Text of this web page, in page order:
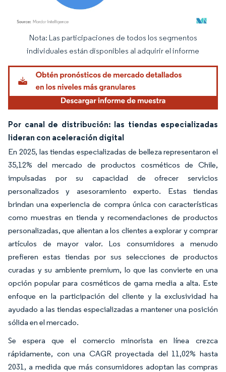
Imagen © Mordor Intelligence. El uso requiere atribución según CC BY 4.0.
Nota: Las participaciones de todos los segmentos
individuales están disponibles al adquirir el informe
Por canal de distribución: las tiendas especializadas
lideran con aceleración digital
En 2025, las tiendas especializadas de belleza representaron el
35,12% del mercado de productos cosméticos de Chile,
impulsadas por su capacidad de ofrecer servicios
personalizados y asesoramiento experto. Estas tiendas
brindan una experiencia de compra única con características
como muestras en tienda y recomendaciones de productos
personalizadas, que alientan a los clientes a explorar y comprar
artículos de mayor valor. Los consumidores a menudo
prefieren estas tiendas por sus selecciones de productos
curadas y su ambiente premium, lo que las convierte en una
opción popular para cosméticos de gama media a alta. Este
enfoque en la participación del cliente y la exclusividad ha
ayudado a las tiendas especializadas a mantener una posición
sólida en el mercado.
Se espera que el comercio minorista en línea crezca
rápidamente, con una CAGR proyectada del 11,02% hasta
2031, a medida que más consumidores adoptan las compras